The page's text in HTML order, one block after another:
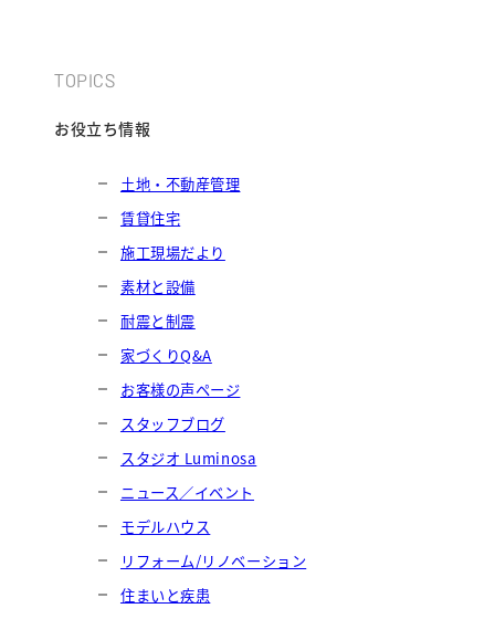
TOPICS
お役立ち情報
土地・不動産管理
賃貸住宅
施工現場だより
素材と設備
耐震と制震
家づくりQ&A
お客様の声ページ
スタッフブログ
スタジオ Luminosa
ニュース／イベント
モデルハウス
リフォーム/リノベーション
住まいと疾患